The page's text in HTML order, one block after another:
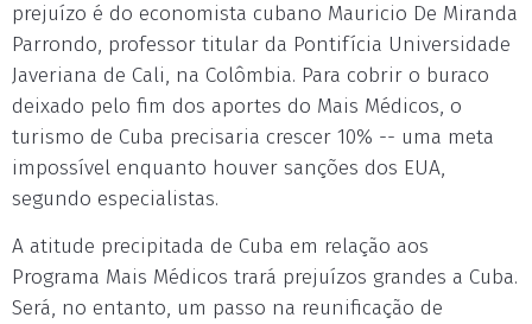
prejuízo é do economista cubano Mauricio De Miranda
Parrondo, professor titular da Pontifícia Universidade
Javeriana de Cali, na Colômbia. Para cobrir o buraco
deixado pelo fim dos aportes do Mais Médicos, o
turismo de Cuba precisaria crescer 10% -- uma meta
impossível enquanto houver sanções dos EUA,
segundo especialistas.
A atitude precipitada de Cuba em relação aos
Programa Mais Médicos trará prejuízos grandes a Cuba.
Será, no entanto, um passo na reunificação de